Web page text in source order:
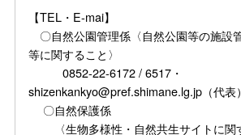
【TEL・E-mai】
〇自然公園管理係〈自然公園等の施設
等に関すること〉
0852-22-6172 / 6517・
shizenkankyo@pref.shimane.lg.jp（代表）
〇自然保護係
〈生物多様性・自然共生サイトに関